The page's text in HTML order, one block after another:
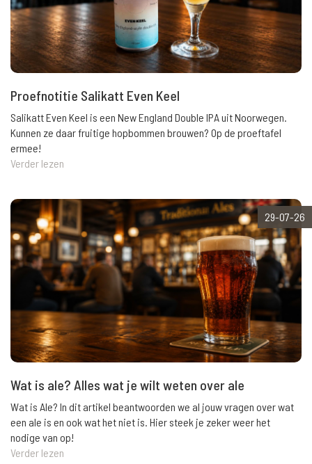
Proefnotitie Salikatt Even Keel
Salikatt Even Keel is een New England Double IPA uit Noorwegen.
Kunnen ze daar fruitige hopbommen brouwen? Op de proeftafel
ermee!
Verder lezen
29-07-26
Wat is ale? Alles wat je wilt weten over ale
Wat is Ale? In dit artikel beantwoorden we al jouw vragen over wat
een ale is en ook wat het niet is. Hier steek je zeker weer het
nodige van op!
Verder lezen